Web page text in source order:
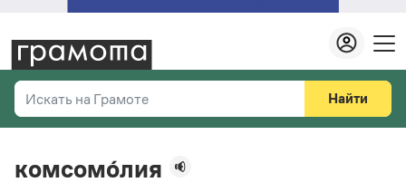
Искать на Грамоте
Справочная служба
Найти
комсомо́лия